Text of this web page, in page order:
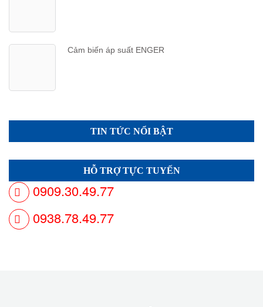
Cảm biến áp suất ENGER
TIN TỨC NỔI BẬT
HỖ TRỢ TỰC TUYẾN
0909.30.49.77
0938.78.49.77